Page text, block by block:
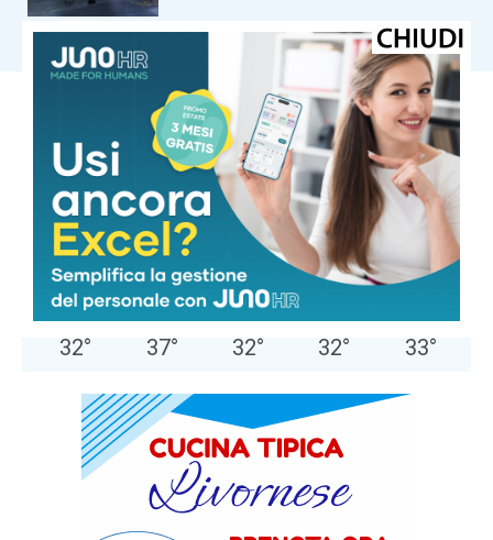
Cielo Sereno
33.1° °
60 % 1.8kmh 3 %
SAB
32°
DOM
37°
LUN
32°
MAR
32°
MER
33°